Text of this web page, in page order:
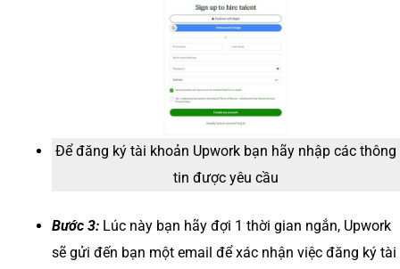
Để đăng ký tài khoản Upwork bạn hãy nhập các thông
tin được yêu cầu
Bước 3: Lúc này bạn hãy đợi 1 thời gian ngắn, Upwork
sẽ gửi đến bạn một email để xác nhận việc đăng ký tài